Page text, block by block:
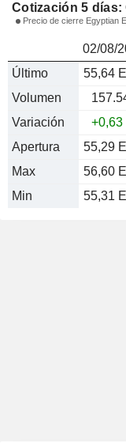
Cotización 5 días:
Precio de cierre Egyptian
02/08/
Último
55,64
Volumen
Variación
+0,63
Apertura
55,29
Max
56,60
Min
55,31